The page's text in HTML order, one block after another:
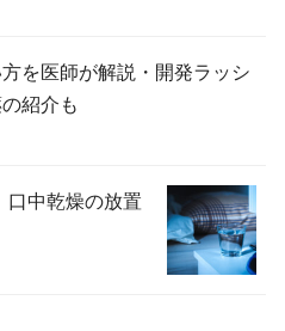
を医師が解説・開発ラッシ
紹介も
口中乾燥の放置